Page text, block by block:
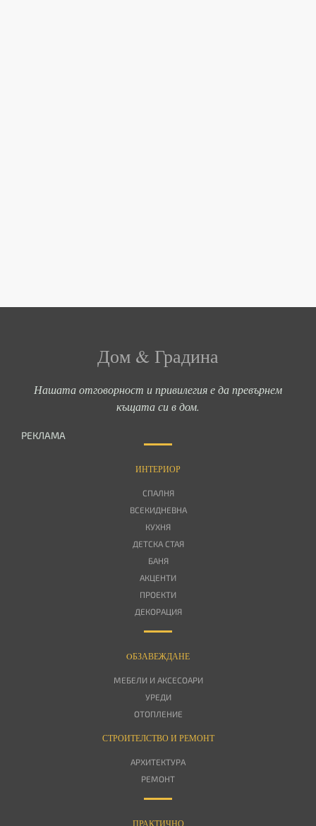
Дом & Градина
Нашата отговорност и привилегия е да превърнем
къщата си в дом.
РЕКЛАМА
ИНТЕРИОР
СПАЛНЯ
ВСЕКИДНЕВНА
КУХНЯ
ДЕТСКА СТАЯ
БАНЯ
АКЦЕНТИ
ПРОЕКТИ
ДЕКОРАЦИЯ
OБЗАВЕЖДАНЕ
МЕБЕЛИ И АКСЕСОАРИ
УРЕДИ
ОТОПЛЕНИЕ
СТРОИТЕЛСТВО И РЕМОНТ
АРХИТЕКТУРА
РЕМОНТ
ПРАКТИЧНО